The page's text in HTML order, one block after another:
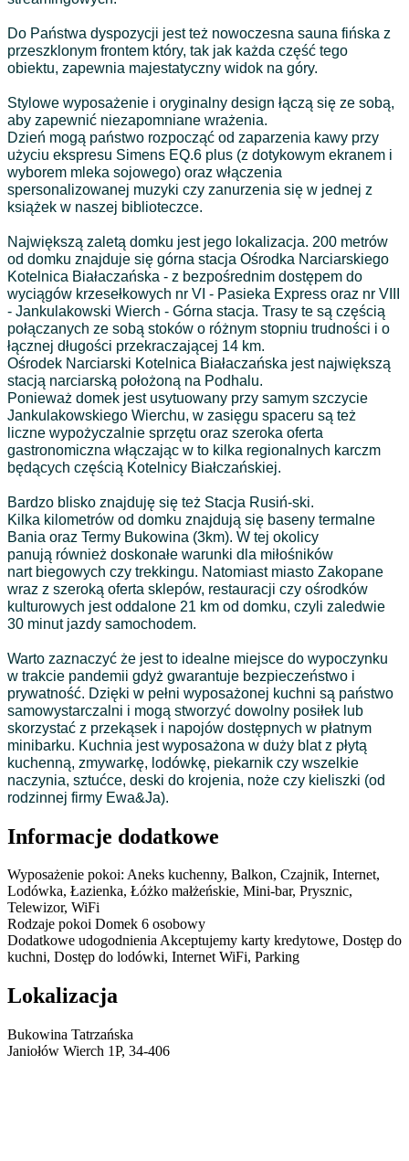
Do Państwa dyspozycji jest też nowoczesna sauna fińska z
przeszklonym frontem który, tak jak każda część tego
obiektu, zapewnia majestatyczny widok na góry.
Stylowe wyposażenie i oryginalny design łączą się ze sobą,
aby zapewnić niezapomniane wrażenia.
Dzień mogą państwo rozpocząć od zaparzenia kawy przy
użyciu ekspresu Simens EQ.6 plus (z dotykowym ekranem i
wyborem mleka sojowego) oraz włączenia
spersonalizowanej muzyki czy zanurzenia się w jednej z
książek w naszej biblioteczce.
Największą zaletą domku jest jego lokalizacja. 200 metrów
od domku znajduje się górna stacja Ośrodka Narciarskiego
Kotelnica Białaczańska - z bezpośrednim dostępem do
wyciągów krzesełkowych nr VI - Pasieka Express oraz nr VIII
- Jankulakowski Wierch - Górna stacja. Trasy te są częścią
połączanych ze sobą stoków o różnym stopniu trudności i o
łącznej długości przekraczającej 14 km.
Ośrodek Narciarski Kotelnica Białaczańska jest największą
stacją narciarską położoną na Podhalu.
Ponieważ domek jest usytuowany przy samym szczycie
Jankulakowskiego Wierchu, w zasięgu spaceru są też
liczne wypożyczalnie sprzętu oraz szeroka oferta
gastronomiczna włączając w to kilka regionalnych karczm
będących częścią Kotelnicy Białczańskiej.
Bardzo blisko znajduję się też Stacja Rusiń-ski.
Kilka kilometrów od domku znajdują się baseny termalne
Bania oraz Termy Bukowina (3km). W tej okolicy
panują również doskonałe warunki dla miłośników
nart biegowych czy trekkingu. Natomiast miasto Zakopane
wraz z szeroką oferta sklepów, restauracji czy ośrodków
kulturowych jest oddalone 21 km od domku, czyli zaledwie
30 minut jazdy samochodem.
Warto zaznaczyć że jest to idealne miejsce do wypoczynku
w trakcie pandemii gdyż gwarantuje bezpieczeństwo i
prywatność. Dzięki w pełni wyposażonej kuchni są państwo
samowystarczalni i mogą stworzyć dowolny posiłek lub
skorzystać z przekąsek i napojów dostępnych w płatnym
minibarku. Kuchnia jest wyposażona w duży blat z płytą
kuchenną, zmywarkę, lodówkę, piekarnik czy wszelkie
naczynia, sztućce, deski do krojenia, noże czy kieliszki (od
rodzinnej firmy Ewa&Ja).
Informacje dodatkowe
Wyposażenie pokoi: Aneks kuchenny, Balkon, Czajnik, Internet,
Lodówka, Łazienka, Łóżko małżeńskie, Mini-bar, Prysznic,
Telewizor, WiFi
Rodzaje pokoi Domek 6 osobowy
Dodatkowe udogodnieniaAkceptujemy karty kredytowe, Dostęp do
kuchni, Dostęp do lodówki, Internet WiFi, Parking
Lokalizacja
Bukowina Tatrzańska
Janiołów Wierch 1P, 34-406